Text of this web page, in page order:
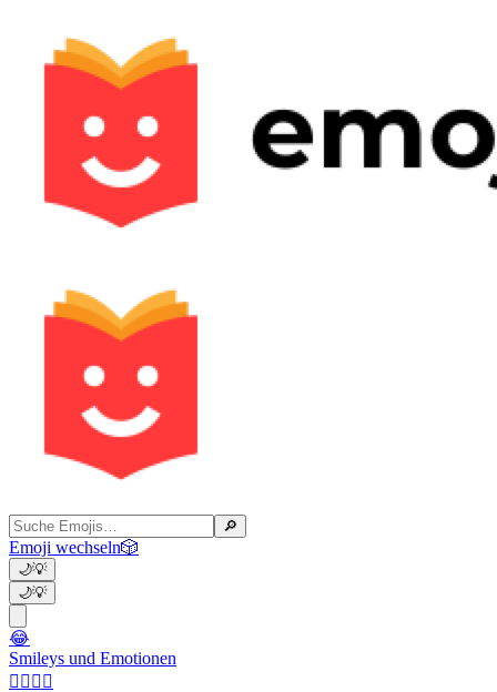
🔎
Emoji wechseln🎲
🌙💡
🌙💡
😂
Smileys und Emotionen
👩‍❤️‍💋‍👨